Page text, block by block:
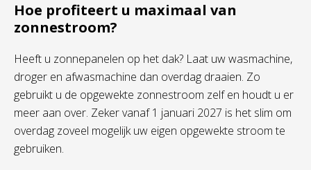
Hoe profiteert u maximaal van
zonnestroom?
Heeft u zonnepanelen op het dak? Laat uw wasmachine,
droger en afwasmachine dan overdag draaien. Zo
gebruikt u de opgewekte zonnestroom zelf en houdt u er
meer aan over. Zeker vanaf 1 januari 2027 is het slim om
overdag zoveel mogelijk uw eigen opgewekte stroom te
gebruiken.